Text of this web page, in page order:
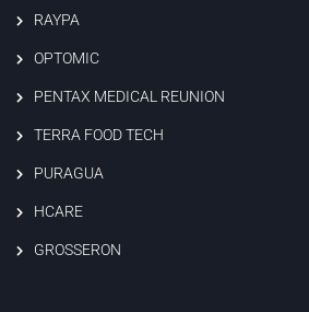
RAYPA
OPTOMIC
PENTAX MEDICAL REUNION
TERRA FOOD TECH
PURAGUA
HCARE
GROSSERON